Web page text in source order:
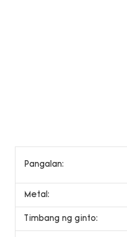
Pangalan:
Metal:
Timbang ng ginto: